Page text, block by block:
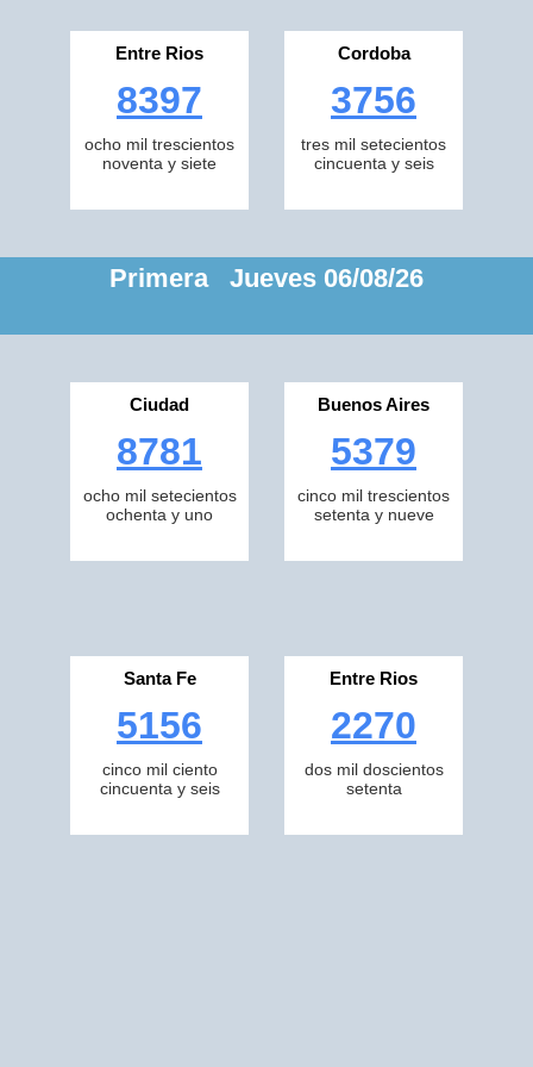
Entre Rios
8397
ocho mil trescientos
noventa y siete
Cordoba
3756
tres mil setecientos
cincuenta y seis
Primera Jueves 06/08/26
Ciudad
8781
ocho mil setecientos
ochenta y uno
Buenos Aires
5379
cinco mil trescientos
setenta y nueve
Santa Fe
5156
cinco mil ciento
cincuenta y seis
Entre Rios
2270
dos mil doscientos
setenta